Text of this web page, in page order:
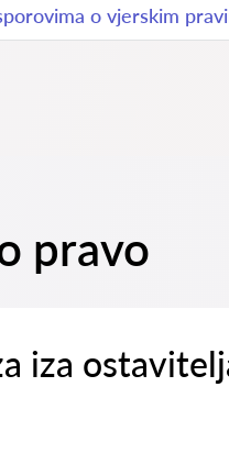
o vjerskim
pravo
iza